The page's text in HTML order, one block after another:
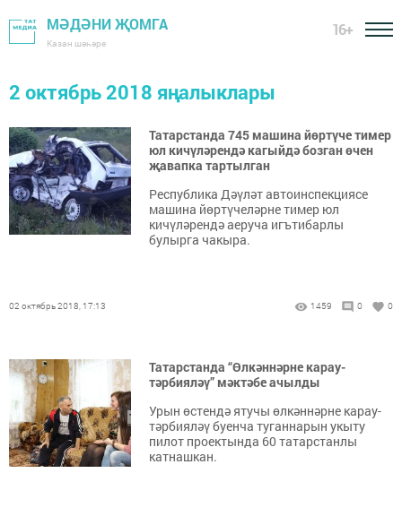
МӘДӘНИ ҖОМГА
Казан шәһәре
16+
2 октябрь 2018 яңалыклары
Татарстанда 745 машина йөртүче тимер
юл кичүләрендә кагыйдә бозган өчен
җавапка тартылган
Республика Дәүләт автоинспекциясе
машина йөртүчеләрне тимер юл
кичүләрендә аеруча игътибарлы
булырга чакыра.
02 октябрь 2018, 17:13 1459 0 0
Татарстанда “Өлкәннәрне карау-
тәрбияләү” мәктәбе ачылды
Урын өстендә ятучы өлкәннәрне карау-
тәрбияләү буенча туганнарын укыту
пилот проектында 60 татарстанлы
катнашкан.